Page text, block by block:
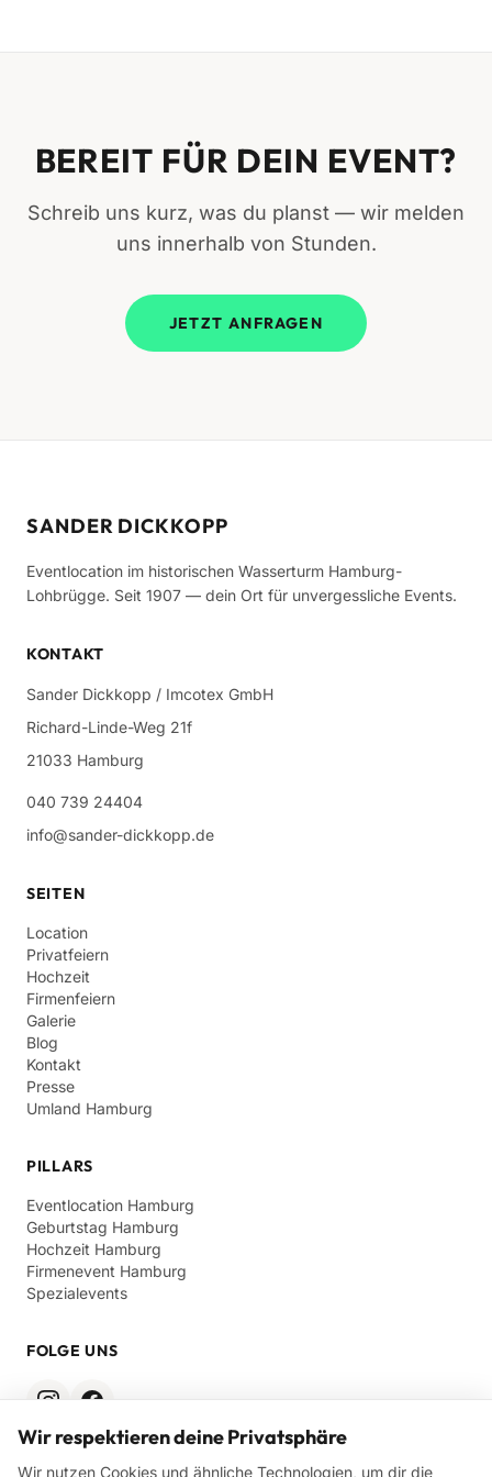
BEREIT FÜR DEIN EVENT?
Schreib uns kurz, was du planst — wir melden
uns innerhalb von Stunden.
JETZT ANFRAGEN
SANDER DICKKOPP
Eventlocation im historischen Wasserturm Hamburg-
Lohbrügge. Seit 1907 — dein Ort für unvergessliche Events.
KONTAKT
Sander Dickkopp / Imcotex GmbH
Richard-Linde-Weg 21f
21033 Hamburg
040 739 24404
info@sander-dickkopp.de
SEITEN
Location
Privatfeiern
Hochzeit
Firmenfeiern
Galerie
Blog
Kontakt
Presse
Umland Hamburg
PILLARS
Eventlocation Hamburg
Geburtstag Hamburg
Hochzeit Hamburg
Firmenevent Hamburg
Spezialevents
FOLGE UNS
Wir respektieren deine Privatsphäre
Wir nutzen Cookies und ähnliche Technologien, um dir die